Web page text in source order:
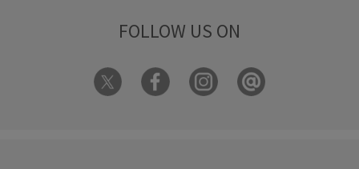
FOLLOW US ON